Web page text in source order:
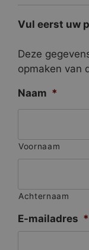
Vul eerst uw
Deze
opmaken van
Naam *
Voornaam
Achternaam
E-mailadres *